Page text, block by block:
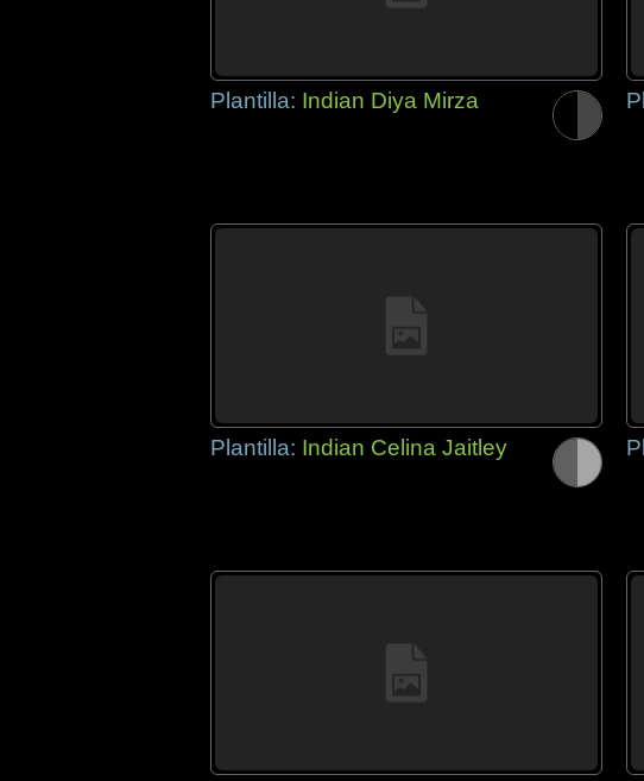
Plantilla: Indian Diya Mirza
Plantilla: Indian Celina Jaitley